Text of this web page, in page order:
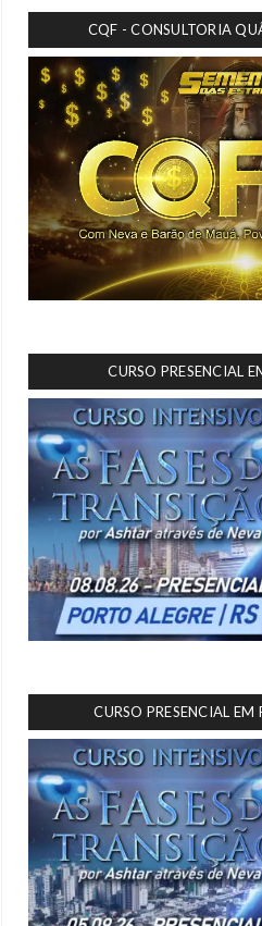
CQF - CONSULTORIA
CURSO PRESENCIAL
CURSO PRESENCIAL